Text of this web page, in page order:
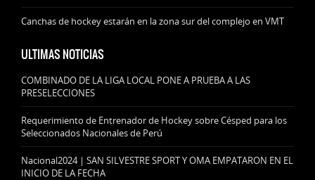
Canchas de hockey estarán en la zona sur del complejo en VMT
ULTIMAS NOTICIAS
COMBINADO DE LA LIGA LOCAL PONE A PRUEBA A LAS
PRESELECCIONES
Requerimiento de Entrenador de Hockey sobre Césped para los
Seleccionados Nacionales de Perú
Nacional2024 | SAN SILVESTRE SPORT Y OMA EMPATARON EN EL
INICIO DE LA FECHA